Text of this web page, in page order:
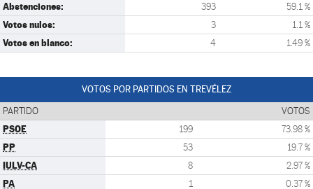
Abstenciones: 393 59.1 %
Votos nulos: 3 1.1 %
Votos en blanco: 4 1.49 %
VOTOS POR PARTIDOS EN TREVÉLEZ
PARTIDO VOTOS
PSOE 199 73.98 %
PP 53 19.7 %
IULV-CA 8 2.97 %
PA 1 0.37 %